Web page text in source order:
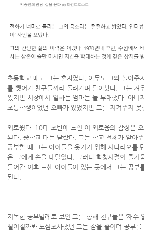
초등학교 때도 그는 혼자였다. 아무도 그와 놀아주
를 뺏어가 친구들끼리 돌려가며 달아났다. 그는 겨
왔지만 시장에서 일하는 엄마는 늘 부재했다. 아버
초등학생이었던 오빠가 있었지만 그를 지켜주지 못
외로웠다. 10대 초반에 느낀 이 외로움의 감정은
된다. 중학교 때는 달랐다. 그는 학교 전체가 알아
공부할 때 그는 아이들을 웃기기 위해 시나리오를
은 그에게 손을 내밀었다. 그러나 학창시절의 즐거
들어간 이후 드센 아이들이 있는 곳에서 그는 공부
된다.
지독한 공부벌레로 보인 그를 향해 친구들은 ‘재수
떨어질까봐 노심초사했던 그는 잠을 줄이며 공부